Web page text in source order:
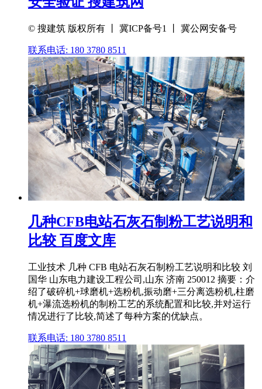
© 搜建筑 版权所有 丨 冀ICP备号1 丨 冀公网安备号
联系电话: 180 3780 8511
几种CFB电站石灰石制粉工艺说明和
比较 百度文库
工业技术 几种 CFB 电站石灰石制粉工艺说明和比较 刘
国华 山东电力建设工程公司,山东 济南 250012 摘要：介
绍了破碎机+球磨机+选粉机,振动磨+三分离选粉机,柱磨
机+瀑流选粉机的制粉工艺的系统配置和比较,并对运行
情况进行了比较,简述了每种方案的优缺点。
联系电话: 180 3780 8511